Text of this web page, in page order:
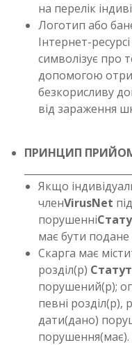
на перелік
Логотип або
Інтернет-
символізує про
допомогою
безкорисливу
від зараження
ПРИНЦИП
Якщо
членVirusNet
порушенні
має бути
Скарга має
розділ(р) Статут
порушений(р);
певні розділ(р),
дати(дано)
порушення(має).